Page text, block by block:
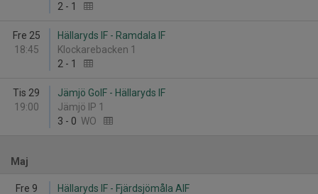
2 - 1
Fre 25
18:45
Hällaryds IF - Ramdala IF
Klockarebacken 1
2 - 1
Tis 29
19:00
Jämjö GoIF - Hällaryds IF
Jämjö IP 1
3 - 0 WO
Maj
Fre 9
Hällaryds IF - Fjärdsjömåla AIF